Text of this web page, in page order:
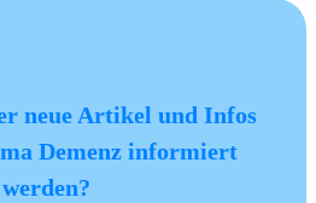
neue Artikel und Infos
Demenz informiert
werden?